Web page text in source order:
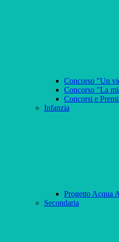
Concorso "Un
Concorso "La
Concorsi e
Infanzia
Progetto Acqua
Secondaria